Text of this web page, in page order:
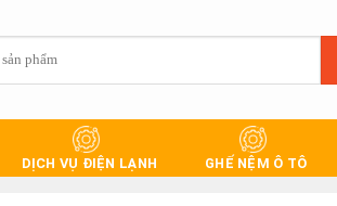
DỊCH VỤ ĐIỆN LẠNH GHẾ NỆM Ô TÔ